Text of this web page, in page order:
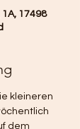
17498
kleineren
dem